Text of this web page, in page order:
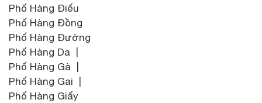
Phố Hàng Điếu
Phố Hàng Đồng
Phố Hàng Đường
Phố Hàng Da |
Phố Hàng Gà |
Phố Hàng Gai |
Phố Hàng Giấy